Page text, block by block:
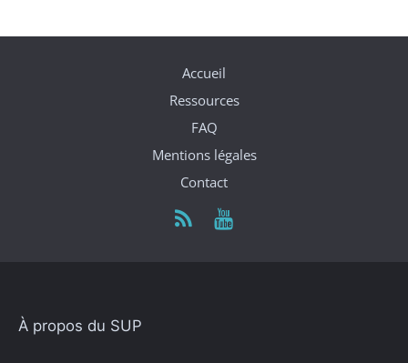
Accueil
Ressources
FAQ
Mentions légales
Contact
À propos du SUP